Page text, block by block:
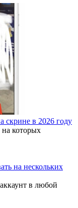
скрине в 2026 году
которых
на нескольких
в любой